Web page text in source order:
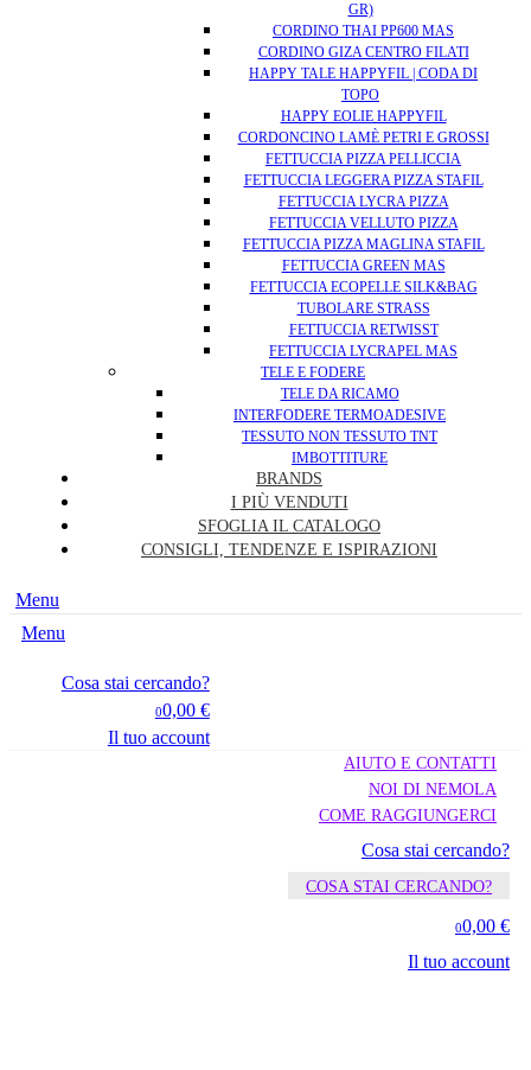
GR)
CORDINO THAI PP600 MAS
CORDINO GIZA CENTRO FILATI
HAPPY TALE HAPPYFIL | CODA DI
TOPO
HAPPY EOLIE HAPPYFIL
CORDONCINO LAMÈ PETRI E GROSSI
FETTUCCIA PIZZA PELLICCIA
FETTUCCIA LEGGERA PIZZA STAFIL
FETTUCCIA LYCRA PIZZA
FETTUCCIA VELLUTO PIZZA
FETTUCCIA PIZZA MAGLINA STAFIL
FETTUCCIA GREEN MAS
FETTUCCIA ECOPELLE SILK&BAG
TUBOLARE STRASS
FETTUCCIA RETWISST
FETTUCCIA LYCRAPEL MAS
TELE E FODERE
TELE DA RICAMO
INTERFODERE TERMOADESIVE
TESSUTO NON TESSUTO TNT
IMBOTTITURE
BRANDS
I PIÙ VENDUTI
SFOGLIA IL CATALOGO
CONSIGLI, TENDENZE E ISPIRAZIONI
Menu
Menu
Cosa stai cercando?
00,00 €
Il tuo account
AIUTO E CONTATTI
NOI DI NEMOLA
COME RAGGIUNGERCI
Cosa stai cercando?
COSA STAI CERCANDO?
00,00 €
Il tuo account